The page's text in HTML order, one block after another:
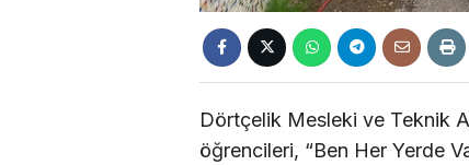
Dörtçelik Mesleki ve Teknik
öğrencileri, “Ben Her Yerde